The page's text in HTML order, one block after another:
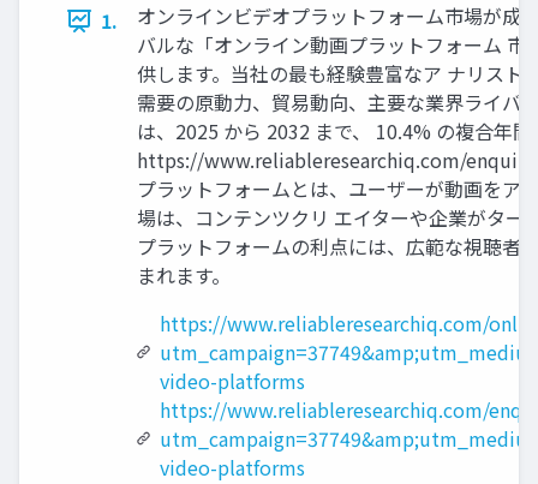
1.
オンラインビデオプラットフォーム市場が成
バルな「オンライン動画プラットフォーム
供します。当社の最も経験豊富なア ナリス
需要の原動力、貿易動向、主要な業界ライバ
は、2025 から 2032 まで、 10.4% の複合年
https://www.reliableresearchiq.com/enquiry/
プラットフォームとは、ユーザーが動画をア
場は、コンテンツクリ エイターや企業がタ
プラットフォームの利点には、広範な視聴者
まれます。
https://www.reliableresearchiq.com/
video-platforms
https://www.reliableresearchiq.com/
video-platforms